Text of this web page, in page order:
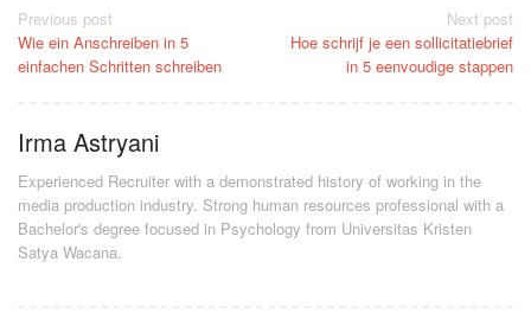
Post
navigation
Previous post
Wie ein Anschreiben in 5
einfachen Schritten schreiben
Next post
Hoe schrijf je een sollicitatiebrief
in 5 eenvoudige stappen
Irma Astryani
Experienced Recruiter with a demonstrated history of working in the
media production industry. Strong human resources professional with a
Bachelor's degree focused in Psychology from Universitas Kristen
Satya Wacana.